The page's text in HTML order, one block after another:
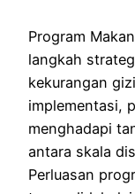
Program
langkah
kekurangan
implementasi,
menghadapi
antara skala
Perluasan